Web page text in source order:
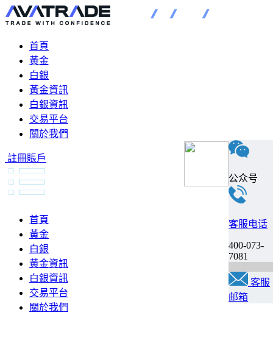
首頁
黃金
白銀
黃金資訊
白銀資訊
交易平台
關於我們
註冊賬戶
首頁
黃金
白銀
黃金資訊
白銀資訊
交易平台
關於我們
公众号
客服电话
400-073-
7081
客服
邮箱